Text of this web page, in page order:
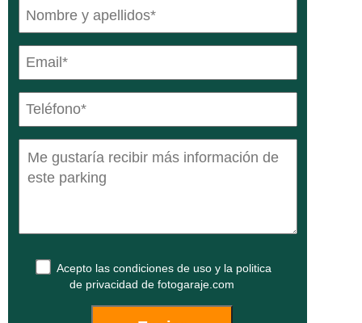
Acepto las condiciones de uso y la politica
de privacidad de fotogaraje.com